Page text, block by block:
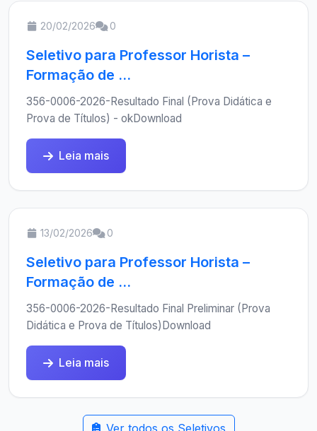
20/02/2026 0
Seletivo para Professor Horista –
Formação de ...
356-0006-2026-Resultado Final (Prova Didática e
Prova de Títulos) - okDownload
Leia mais
13/02/2026 0
Seletivo para Professor Horista –
Formação de ...
356-0006-2026-Resultado Final Preliminar (Prova
Didática e Prova de Títulos)Download
Leia mais
Ver todos os Seletivos